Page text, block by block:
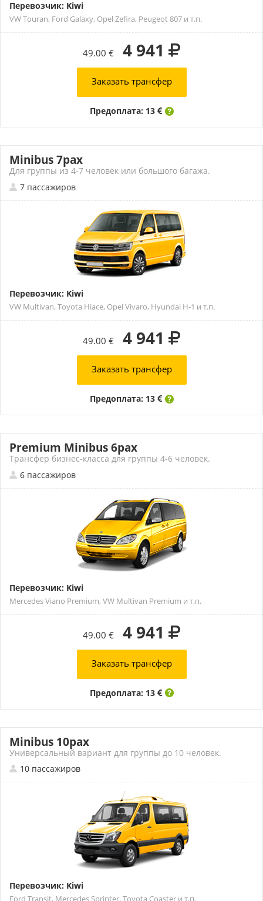
Перевозчик: Kiwi
VW Touran, Ford Galaxy, Opel Zefira, Peugeot 807 и т.п.
49.00 € 4 941
Заказать трансфер
Предоплата: 13
Minibus 7pax
Для группы из 4-7 человек или большого багажа.
7 пассажиров
Перевозчик: Kiwi
VW Multivan, Toyota Hiace, Opel Vivaro, Hyundai H-1 и т.п.
49.00 € 4 941
Заказать трансфер
Предоплата: 13
Premium Minibus 6pax
Трансфер бизнес-класса для группы 4-6 человек.
6 пассажиров
Перевозчик: Kiwi
Mercedes Viano Premium, VW Multivan Premium и т.п.
49.00 € 4 941
Заказать трансфер
Предоплата: 13
Minibus 10pax
Универсальный вариант для группы до 10 человек.
10 пассажиров
Перевозчик: Kiwi